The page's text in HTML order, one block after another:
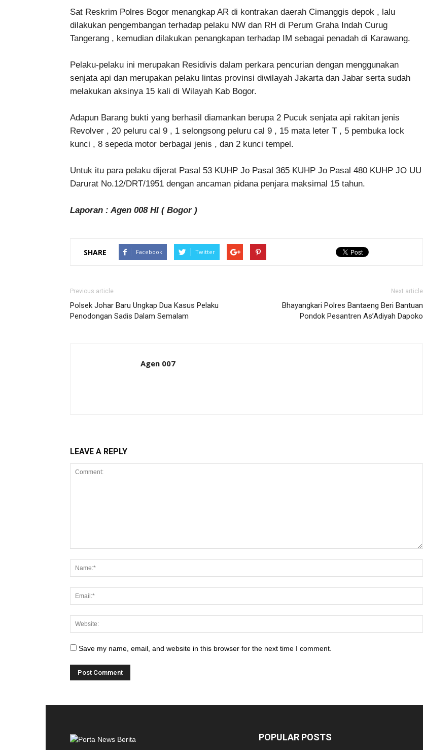
Sat Reskrim Polres Bogor menangkap AR di kontrakan daerah Cimanggis depok , lalu
dilakukan pengembangan terhadap pelaku NW dan RH di Perum Graha Indah Curug
Tangerang , kemudian dilakukan penangkapan terhadap IM sebagai penadah di Karawang.
Pelaku-pelaku ini merupakan Residivis dalam perkara pencurian dengan menggunakan
senjata api dan merupakan pelaku lintas provinsi diwilayah Jakarta dan Jabar serta sudah
melakukan aksinya 15 kali di Wilayah Kab Bogor.
Adapun Barang bukti yang berhasil diamankan berupa 2 Pucuk senjata api rakitan jenis
Revolver , 20 peluru cal 9 , 1 selongsong peluru cal 9 , 15 mata leter T , 5 pembuka lock
kunci , 8 sepeda motor berbagai jenis , dan 2 kunci tempel.
Untuk itu para pelaku dijerat Pasal 53 KUHP Jo Pasal 365 KUHP Jo Pasal 480 KUHP JO UU
Darurat No.12/DRT/1951 dengan ancaman pidana penjara maksimal 15 tahun.
Laporan : Agen 008 HI ( Bogor )
SHARE Facebook Twitter
Previous article
Polsek Johar Baru Ungkap Dua Kasus Pelaku
Penodongan Sadis Dalam Semalam
Next article
Bhayangkari Polres Bantaeng Beri Bantuan
Pondok Pesantren As’Adiyah Dapoko
Agen 007
LEAVE A REPLY
Save my name, email, and website in this browser for the next time I comment.
POPULAR POSTS